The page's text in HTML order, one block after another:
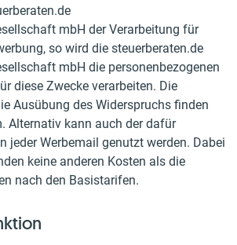
mbH der Verarbeitung für
so wird die steuerberaten.de
mbH die personenbezogenen
diese Zwecke verarbeiten. Die
Ausübung des Widerspruchs finden
Alternativ kann auch der dafür
jeder Werbemail genutzt werden. Dabei
keine anderen Kosten als die
nach den Basistarifen.